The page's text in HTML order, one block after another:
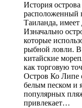
История
расположенный
Таиланда,
Изначально
которые
рыбной ловли. В
китайские
как торговую
Остров Ко Липе
белым песком и
популярных
привлекает…